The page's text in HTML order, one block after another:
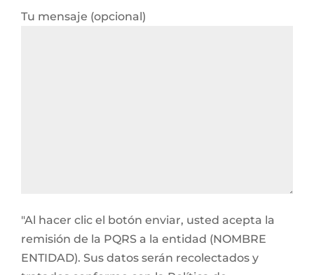
Tu mensaje (opcional)
"Al hacer clic el botón enviar, usted acepta la
remisión de la PQRS a la entidad (NOMBRE
ENTIDAD). Sus datos serán recolectados y